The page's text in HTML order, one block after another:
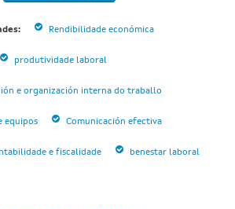
Rendibilidade económica
produtividade laboral
e organización interna do traballo
equipos Comunicación efectiva
e fiscalidade benestar laboral